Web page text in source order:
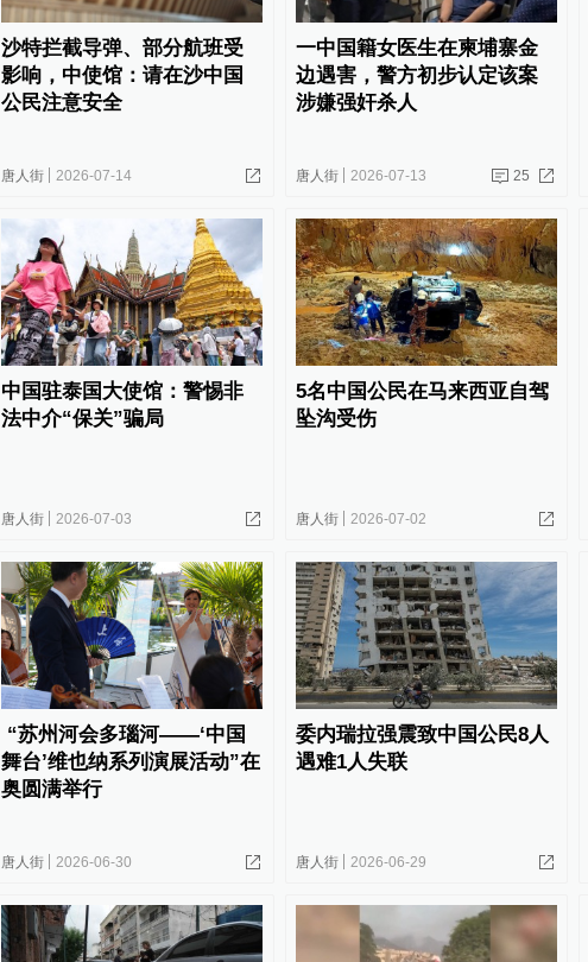
沙特拦截导弹、部分航班受
影响，中使馆：请在沙中国
公民注意安全
唐人街 2026-07-14
一中国籍女医生在柬埔寨金
边遇害，警方初步认定该案
涉嫌强奸杀人
唐人街 2026-07-13 25
中国驻泰国大使馆：警惕非
法中介“保关”骗局
唐人街 2026-07-03
5名中国公民在马来西亚自驾
坠沟受伤
唐人街 2026-07-02
“苏州河会多瑙河——‘中国
舞台’维也纳系列演展活动”在
奥圆满举行
唐人街 2026-06-30
委内瑞拉强震致中国公民8人
遇难1人失联
唐人街 2026-06-29